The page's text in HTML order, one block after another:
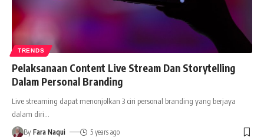
TRENDS
Pelaksanaan Content Live Stream Dan Storytelling
Dalam Personal Branding
Live streaming dapat menonjolkan 3 ciri personal branding yang berjaya
dalam diri
By Fara Naqui 5 years ago